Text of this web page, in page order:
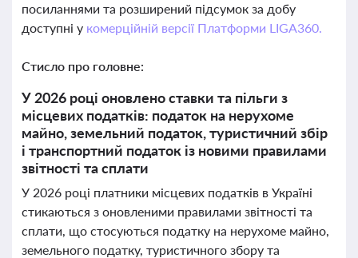
посиланнями та розширений підсумок за добу
доступні у комерційній версії Платформи LIGA360.
Стисло про головне:
У 2026 році оновлено ставки та пільги з
місцевих податків: податок на нерухоме
майно, земельний податок, туристичний збір
і транспортний податок із новими правилами
звітності та сплати
У 2026 році платники місцевих податків в Україні
стикаються з оновленими правилами звітності та
сплати, що стосуються податку на нерухоме майно,
земельного податку, туристичного збору та